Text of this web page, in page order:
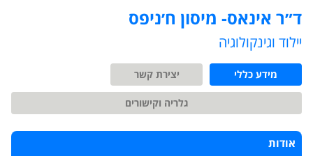
ד״ר אינאס- מיסון ח׳ניפס
יילוד וגינקולוגיה
מידע כללי יצירת קשר
גלריה וקישורים
אודות